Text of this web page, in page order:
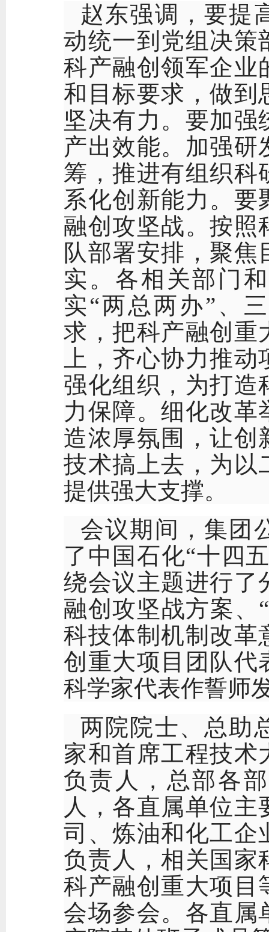
赵东强调，要提
动统一到党组决策
科产融创领军企业
和目标要求，做到
坚决有力。要加强
产出效能。加强研
筹，推进有组织科
系化创新能力。要
融创攻坚战。按照
队部署安排，聚焦
实。各相关部门
实“两总两办”、
求，把科产融创重
上，齐心协力推
强化组织，为打造
力保障。细化改革
造浓厚氛围，让创
技术搞上去，为以
提供强大支撑。
会议期间，集团
了中国石化“十四
绕会议主题进行了
融创攻坚战方案、
科技体制机制改革
创重大项目团队代
科学家代表作誓师
两院院士、总助
家和首席工程技术
负责人，总部各
人，各直属单位
司、炼油和化工企
负责人，相关国家
科产融创重大项目
会场参会。各直属